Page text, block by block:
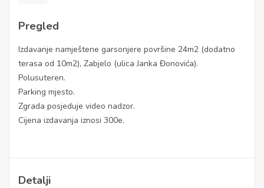
Pregled
Izdavanje namještene garsonjere površine 24m2 (dodatno
terasa od 10m2), Zabjelo (ulica Janka Đonovića).
Polusuteren.
Parking mjesto.
Zgrada posjeduje video nadzor.
Cijena izdavanja iznosi 300e.
Detalji